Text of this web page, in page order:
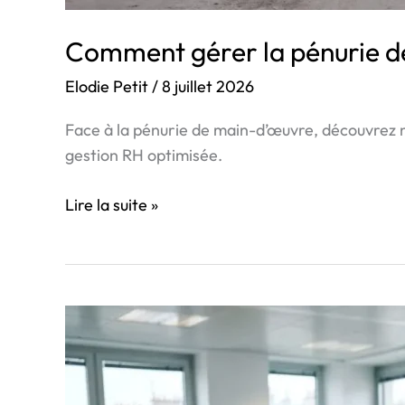
Comment gérer la pénurie
Elodie Petit/8 juillet 2026
Face à la pénurie de main-d’œuvre,
gestion RH optimisée.
Lire la suite »
Pénurie
de
main-
d’œuvre